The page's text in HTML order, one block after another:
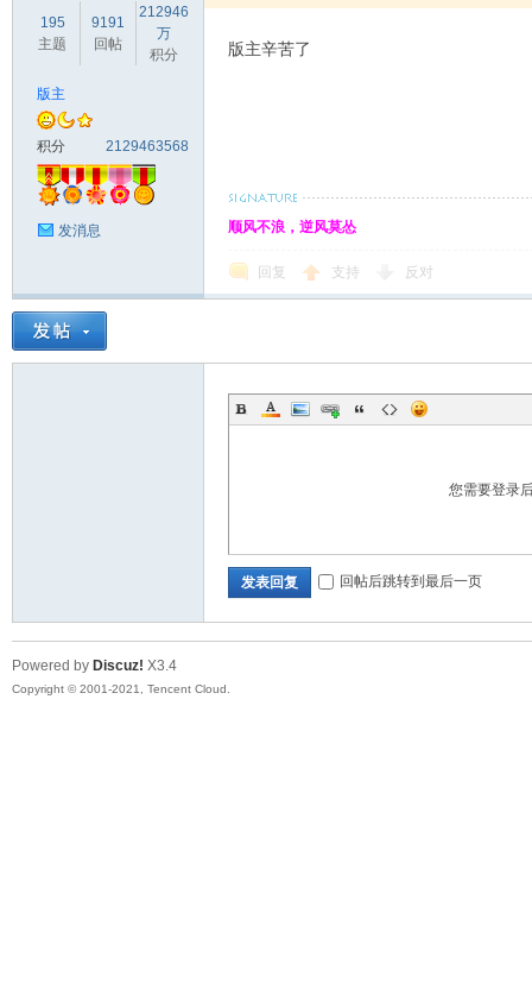
195
主题
9191
回帖
212946
万
积分
版主
积分 2129463568
发消息
版主辛苦了
顺风不浪，逆风莫怂
回复 支持 反对
您需要登录
发表回复 回帖后跳转到最后一页
Powered by Discuz! X3.4
Copyright © 2001-2021, Tencent Cloud.